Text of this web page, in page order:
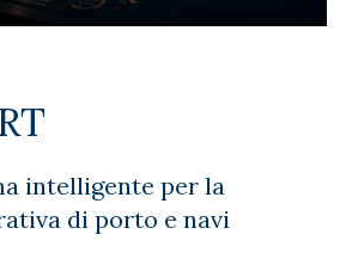
intelligente per la
di porto e navi